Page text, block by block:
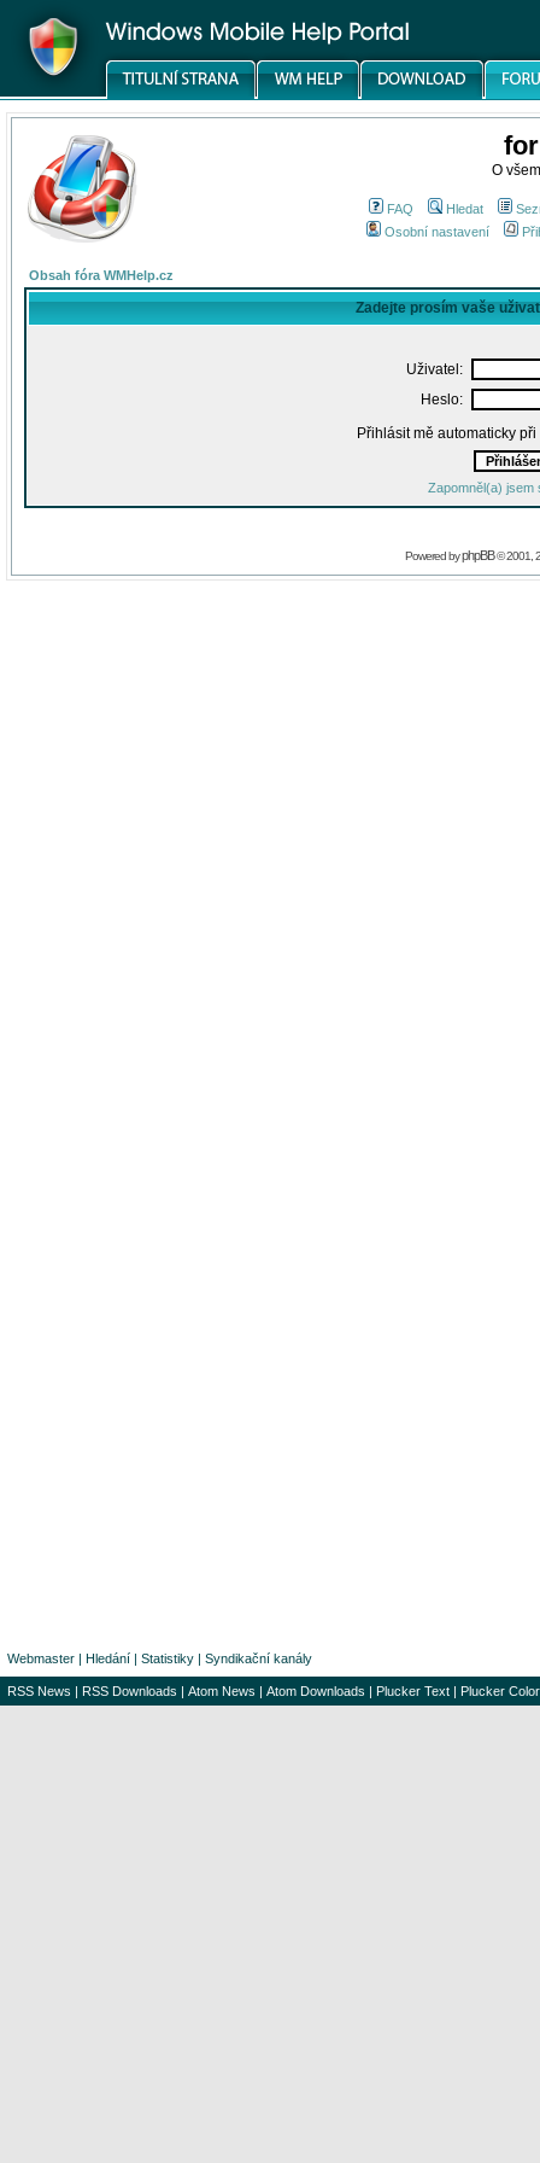
O
FAQ Hledat
Osobní nastavení
Obsah fóra WMHelp.cz
Zadejte prosím vaše
Uživatel:
Heslo:
Přihlásit mě automaticky
Zapomněl(a) jsem
Powered byphpBB© 2001,
Webmaster | Hledání | Statistiky | Syndikační kanály
RSS News | RSS Downloads | Atom News | Atom Downloads | Plucker Text | Plucker Color